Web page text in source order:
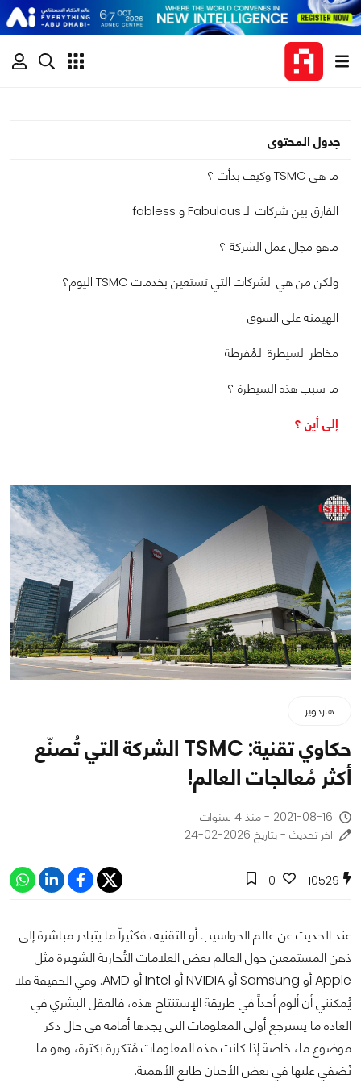
جدول المحتوى
ما هي TSMC وكيف بدأت ؟
الفارق بين شركات الـ Fabulous و fabless
ماهو مجال عمل الشركة ؟
ولكن من هي الشركات التي تستعين بخدمات TSMC اليوم؟
الهيمنة على السوق
مخاطر السيطرة المُفرطة
ما سبب هذه السيطرة ؟
إلى أين ؟
هاردوير
حكاوي تقنية: TSMC الشركة التي تُصنّع
أكثر مُعالجات العالم!
2021-08-16 - منذ 4 سنوات
اخر تحديث - بتاريخ 2026-02-24
10529
0
عند الحديث عن عالم الحواسيب أو التقنية، فكثيراً ما يتبادر مباشرة إلى
ذهن المستمعين حول العالم بعض العلامات التُجارية الشهيرة مثل
Apple أو Samsung أو NVIDIA أو Intel أو AMD. وفي الحقيقة فلا
يُمكنني أن ألوم أحداً في طريقة الإستنتاج هذه، فالعقل البشري في
العادة ما يسترجع أولى المعلومات التي يجدها أمامه في حال ذكر
موضوع ما، خاصة إذا كانت هذه المعلومات مُتكررة بكثرة، وهو ما
يُضفي عليها في بعض الأحيان طابع الأهمية.